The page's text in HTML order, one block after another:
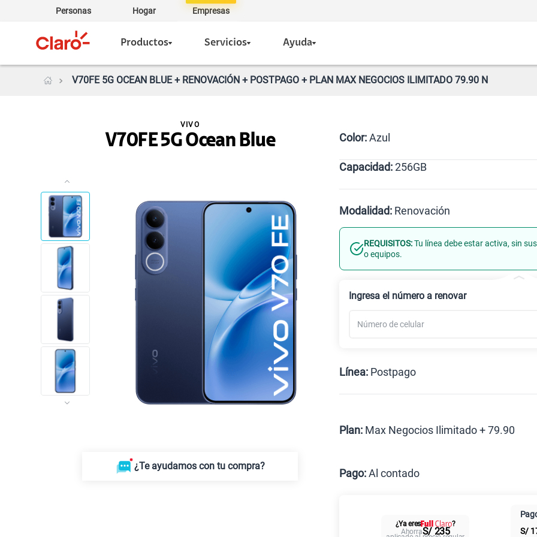
Personas Hogar Empresas
Productos Servicios Ayuda
V70FE 5G OCEAN BLUE + RENOVACIÓN + POSTPAGO + PLAN MAX NEGOCIOS ILIMITADO 79.90 N
V70FE 5G Ocean Blue
VIVO
¿Te ayudamos con tu compra?
Color:Azul
Azul
Capacidad:256GB
Modalidad: Renovación
Línea Nueva Portabilidad
REQUISITOS:Tu línea debe estar activa, sin
o equipos.
Ingresa el número a renovar
Línea: Postpago
Plan: Max Negocios Ilimitado + 79.90
Pago:Al contado
Cuotas
¿Ya eres
?
AhorraS/ 235
S/